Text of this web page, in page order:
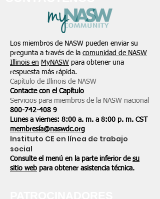
Los miembros de NASW pueden enviar su
pregunta a través de la comunidad de NASW
Illinois en MyNASW para obtener una
respuesta más rápida.
Capítulo de Illinois de NASW
Contacte con el Capítulo
Servicios para miembros de la NASW nacional
800-742-408 9
Lunes a viernes: 8:00 a. m. a 8:00 p. m. CST
membresía@naswdc.org
Instituto CE en línea de trabajo
social
Consulte el menú en la parte inferior de su
sitio web para obtener asistencia técnica.